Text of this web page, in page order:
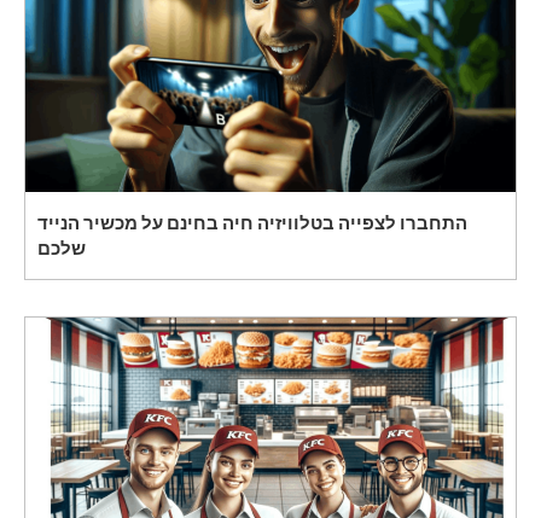
התחברו לצפייה בטלוויזיה חיה בחינם על מכשיר הנייד
שלכם